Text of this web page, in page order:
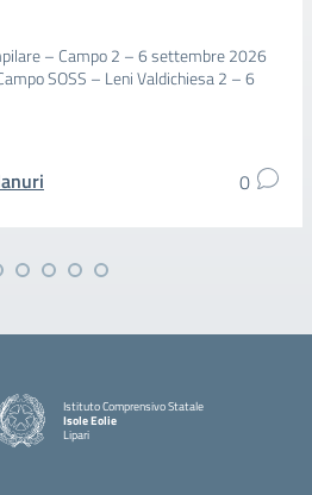
– Campo 2 – 6 settembre 2026
SOSS – Leni Valdichiesa 2 – 6
0
Istituto Comprensivo Statale
Isole Eolie
Lipari